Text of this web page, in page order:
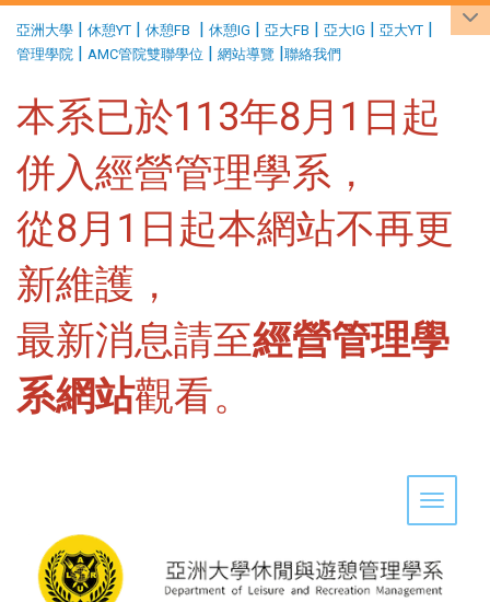
亞洲大學 | 休憩YT | 休憩FB | 休憩IG | 亞大FB | 亞大IG | 亞大YT |
管理學院 | AMC管院雙聯學位 | 網站導覽 |聯絡我們
本系已於113年8月1日起
併入經營管理學系，
從8月1日起本網站不再更
新維護，
最新消息請至經營管理學
系網站觀看。
Toggle